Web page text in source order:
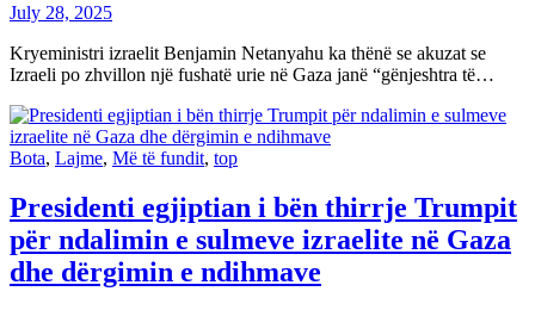
July 28, 2025
Kryeministri izraelit Benjamin Netanyahu ka thënë se akuzat se
Izraeli po zhvillon një fushatë urie në Gaza janë “gënjeshtra të…
Bota, Lajme, Më të fundit, top
Presidenti egjiptian i bën thirrje Trumpit
për ndalimin e sulmeve izraelite në Gaza
dhe dërgimin e ndihmave